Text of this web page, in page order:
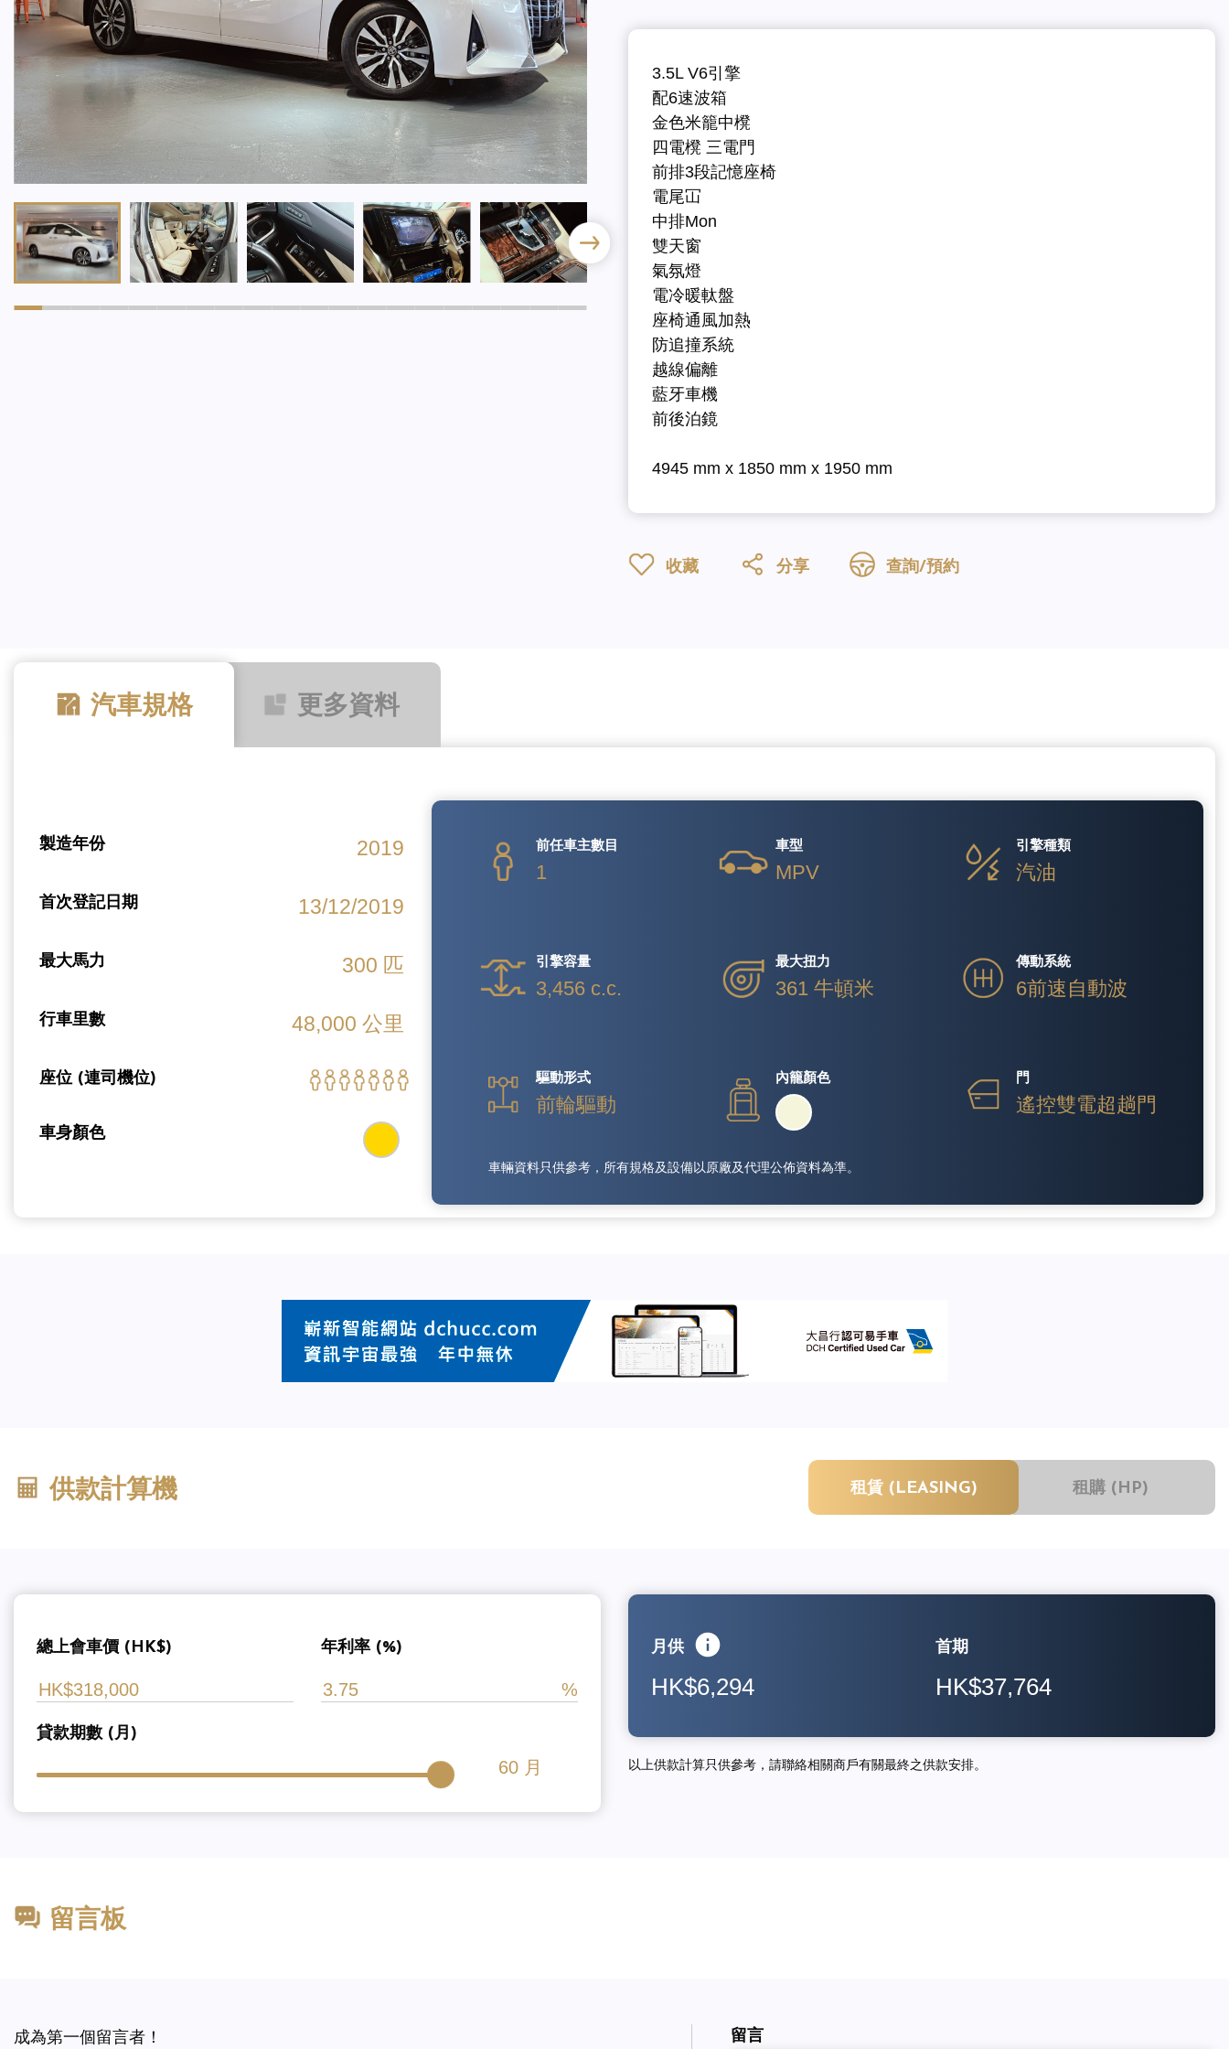
3.5L V6引擎
配6速波箱
金色米籠中櫈
四電櫈 三電門
前排3段記憶座椅
電尾冚
中排Mon
雙天窗
氣氛燈
電冷暖軚盤
座椅通風加熱
防追撞系統
越線偏離
藍牙車機
前後泊鏡
4945 mm x 1850 mm x 1950 mm
收藏 分享 查詢/預約
汽車規格 更多資料
製造年份 2019
首次登記日期 13/12/2019
最大馬力 300 匹
行車里數 48,000 公里
座位 (連司機位)
車身顏色
前任車主數目
1
車型
MPV
引擎種類
汽油
引擎容量
3,456 c.c.
最大扭力
361 牛頓米
傳動系統
6前速自動波
驅動形式
前輪驅動
內籠顏色 門
遙控雙電超趟門
車輛資料只供參考，所有規格及設備以原廠及代理公佈資料為準。
供款計算機 租賃 (LEASING) 租購 (HP)
總上會車價 (HK$) 年利率 (%)
貸款期數 (月)
60 月
月供
HK$6,294
首期
HK$37,764
以上供款計算只供參考，請聯絡相關商戶有關最終之供款安排。
留言板
成為第一個留言者！ 留言